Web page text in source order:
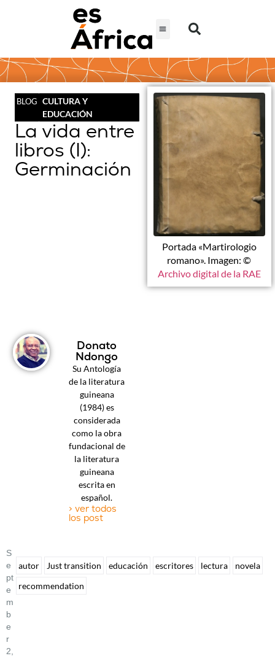
BLOG CULTURA Y
EDUCACIÓN
La vida entre
libros (I):
Germinación
Portada «Martirologio
romano». Imagen: ©
Archivo digital de la RAE
Donato
Ndongo
Su Antología
de la literatura
guineana
(1984) es
considerada
como la obra
fundacional de
la literatura
guineana
escrita en
español.
> ver todos
los post
S
E
Pt
E
M
B
E
R
2,
autor Just transition educación escritores lectura
novela
recommendation